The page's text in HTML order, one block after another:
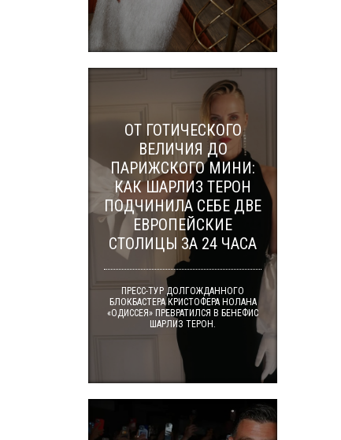
ОТ ГОТИЧЕСКОГО
ВЕЛИЧИЯ ДО
ПАРИЖСКОГО МИНИ:
КАК ШАРЛИЗ ТЕРОН
ПОДЧИНИЛА СЕБЕ ДВЕ
ЕВРОПЕЙСКИЕ
СТОЛИЦЫ ЗА 24 ЧАСА
ПРЕСС-ТУР ДОЛГОЖДАННОГО
БЛОКБАСТЕРА КРИСТОФЕРА НОЛАНА
«ОДИССЕЯ» ПРЕВРАТИЛСЯ В БЕНЕФИС
ШАРЛИЗ ТЕРОН.